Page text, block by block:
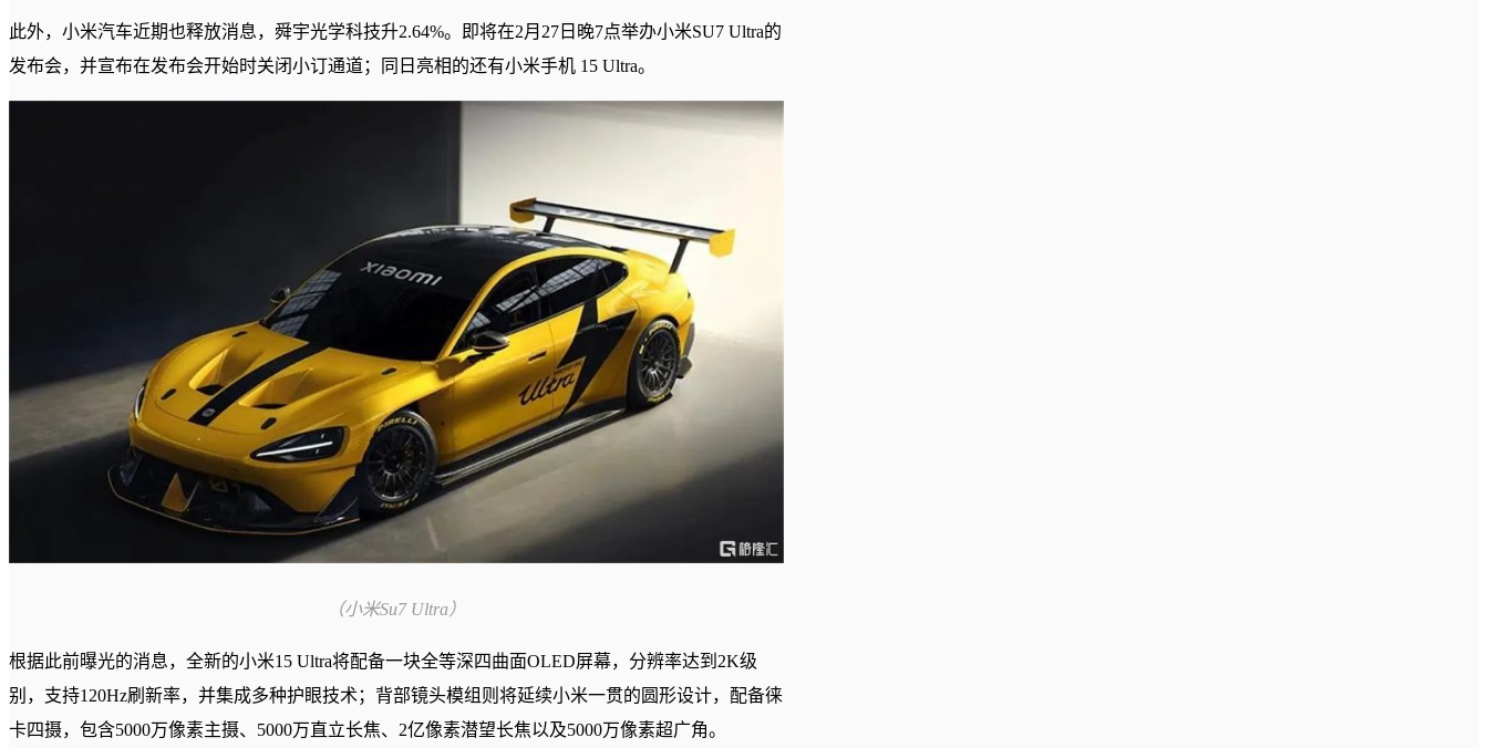
此外，小米汽车近期也释放消息，舜宇光学科技升2.64%。即将在2月27日晚7点举办小米SU7 Ultra的
发布会，并宣布在发布会开始时关闭小订通道；同日亮相的还有小米手机 15 Ultra。
（小米Su7 Ultra）
根据此前曝光的消息，全新的小米15 Ultra将配备一块全等深四曲面OLED屏幕，分辨率达到2K级
别，支持120Hz刷新率，并集成多种护眼技术；背部镜头模组则将延续小米一贯的圆形设计，配备徕
卡四摄，包含5000万像素主摄、5000万直立长焦、2亿像素潜望长焦以及5000万像素超广角。